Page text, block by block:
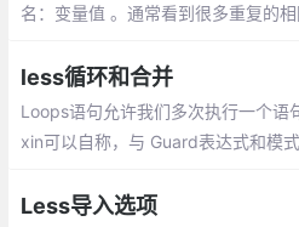
名：变量值 。通常看到很多重复的
less循环和合并
Loops语句允许我们多次执行一个语
xin可以自称，与 Guard表达式和模
Less导入选项